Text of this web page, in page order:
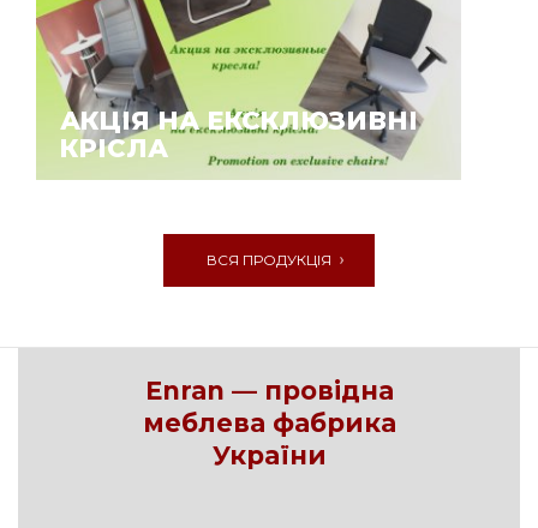
АКЦІЯ НА ЕКСКЛЮЗИВНІ
КРІСЛА
ВСЯ ПРОДУКЦІЯ
Enran — провідна
меблева фабрика
України